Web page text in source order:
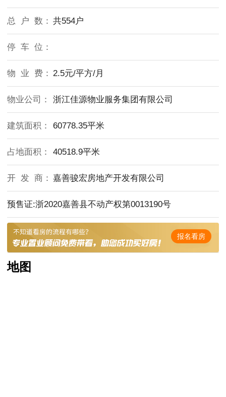
总 户 数： 共554户
停 车 位：
物 业 费： 2.5元/平方/月
物业公司： 浙江佳源物业服务集团有限公司
建筑面积： 60778.35平米
占地面积： 40518.9平米
开 发 商： 嘉善骏宏房地产开发有限公司
预售证:浙2020嘉善县不动产权第0013190号
报名看房
地图